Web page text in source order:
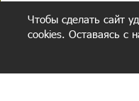
Чтобы сделать сайт
cookies. Оставаясь с